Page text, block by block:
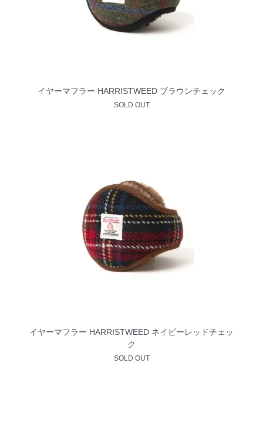
イヤーマフラー HARRISTWEED ブラウンチェック
SOLD OUT
イヤーマフラー HARRISTWEED ネイビーレッドチェッ
ク
SOLD OUT